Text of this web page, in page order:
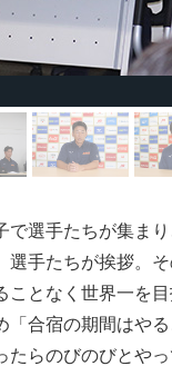
選手たちが集ま
選手たちが挨拶。
となく世界一を
合宿の期間はや
たらのびのびとや